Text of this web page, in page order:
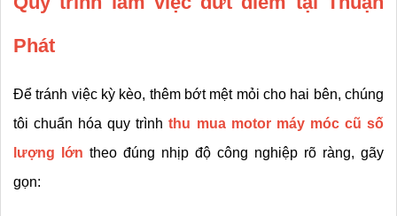
Phát
Để tránh việc kỳ kèo, thêm bớt mệt mỏi cho hai bên, chúng
tôi chuẩn hóa quy trình thu mua motor máy móc cũ số
lượng lớn theo đúng nhịp độ công nghiệp rõ ràng, gãy
gọn: